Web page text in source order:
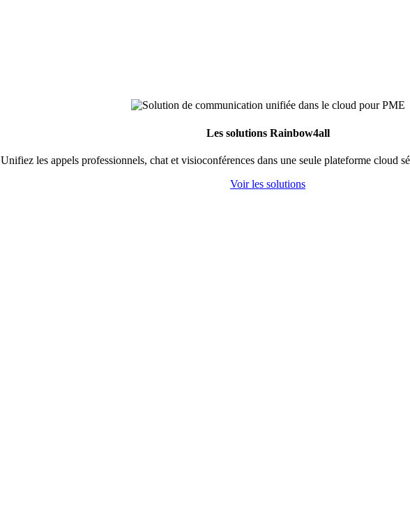
Les solutions Rainbow4all
Unifiez les appels professionnels, chat et visioconférences dans une seule plateforme cloud
Voir les solutions